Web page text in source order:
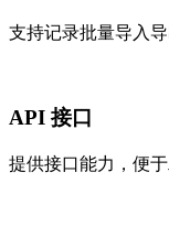
支持记录批量导入
API 接口
提供接口能力，便